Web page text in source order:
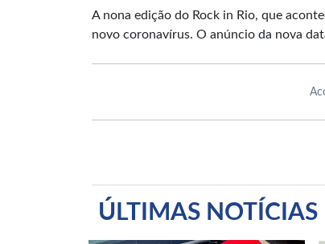
A nona edição do Rock in Rio, que
novo coronavírus. O anúncio da nova
ÚLTIMAS NOTÍCIAS